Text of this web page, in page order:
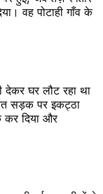
वह पोटाही गाँव के
देकर घर लौट रहा था
सड़क पर इकट्ठा
कर दिया और